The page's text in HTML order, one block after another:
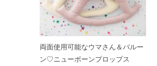
両面使用可能なウマさん＆バルー
ン♡ニューボーンプロップス